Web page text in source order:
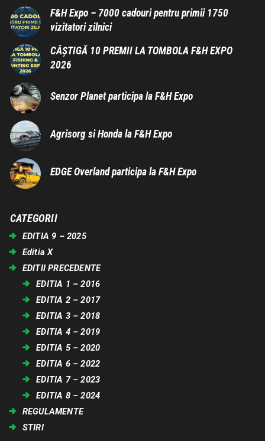
F&H Expo – 7000 cadouri pentru primii 1750
vizitatori zilnici
CÂȘTIGĂ 10 PREMII LA TOMBOLA F&H EXPO
2026
Senzor Planet participa la F&H Expo
Agrisorg si Honda la F&H Expo
EDGE Overland participa la F&H Expo
CATEGORII
EDITIA 9 – 2025
Editia X
EDITII PRECEDENTE
EDITIA 1 – 2016
EDITIA 2 – 2017
EDITIA 3 – 2018
EDITIA 4 – 2019
EDITIA 5 – 2020
EDITIA 6 – 2022
EDITIA 7 – 2023
EDITIA 8 – 2024
REGULAMENTE
STIRI